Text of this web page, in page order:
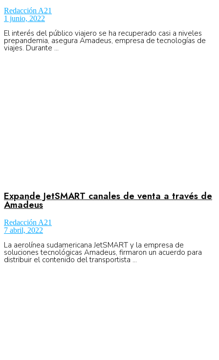
Redacción A21
1 junio, 2022
El interés del público viajero se ha recuperado casi a niveles
prepandemia, asegura Amadeus, empresa de tecnologías de
viajes. Durante ...
Expande JetSMART canales de venta a través de
Amadeus
Redacción A21
7 abril, 2022
La aerolínea sudamericana JetSMART y la empresa de
soluciones tecnológicas Amadeus, firmaron un acuerdo para
distribuir el contenido del transportista ...